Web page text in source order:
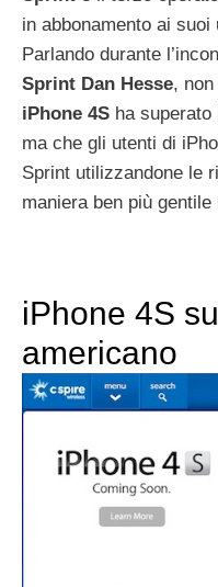
in abbonamento ai suoi
Parlando durante
Sprint Dan Hesse,
iPhone 4S ha
ma che gli utenti di
Sprint utilizzandone le
maniera ben più
iPhone 4S
americano